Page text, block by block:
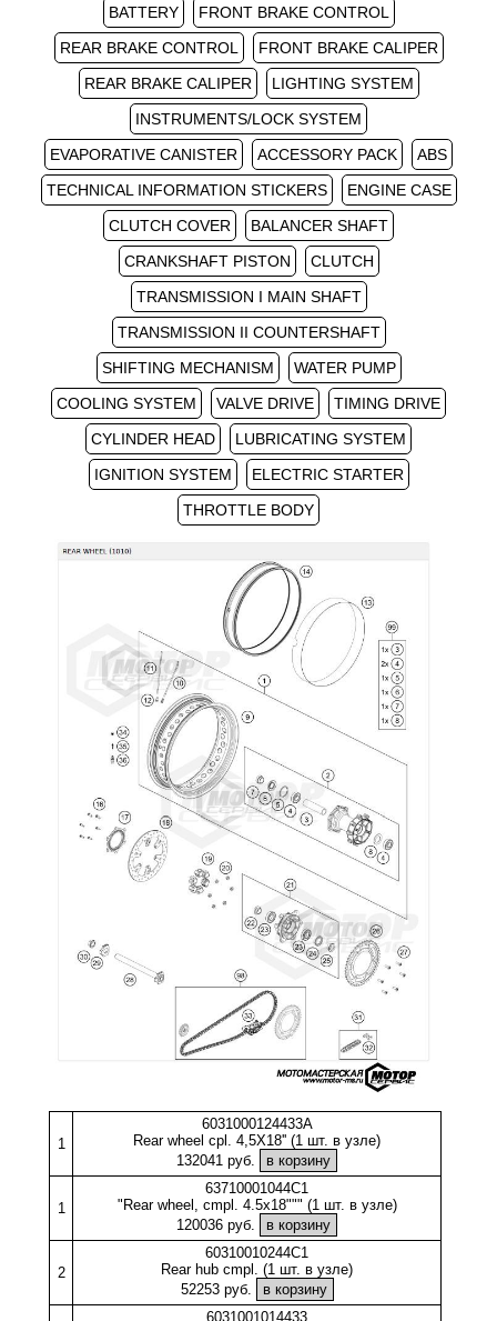
BATTERY
FRONT BRAKE CONTROL
REAR BRAKE CONTROL
FRONT BRAKE CALIPER
REAR BRAKE CALIPER
LIGHTING SYSTEM
INSTRUMENTS/LOCK SYSTEM
EVAPORATIVE CANISTER
ACCESSORY PACK
ABS
TECHNICAL INFORMATION STICKERS
ENGINE CASE
CLUTCH COVER
BALANCER SHAFT
CRANKSHAFT PISTON
CLUTCH
TRANSMISSION I MAIN SHAFT
TRANSMISSION II COUNTERSHAFT
SHIFTING MECHANISM
WATER PUMP
COOLING SYSTEM
VALVE DRIVE
TIMING DRIVE
CYLINDER HEAD
LUBRICATING SYSTEM
IGNITION SYSTEM
ELECTRIC STARTER
THROTTLE BODY
1
6031000124433A
Rear wheel cpl. 4,5X18'' (1 шт. в узле)
132041 руб.
1
63710001044C1
"Rear wheel, cmpl. 4.5x18""" (1 шт. в узле)
120036 руб.
2
60310010244C1
Rear hub cmpl. (1 шт. в узле)
52253 руб.
6031001014433